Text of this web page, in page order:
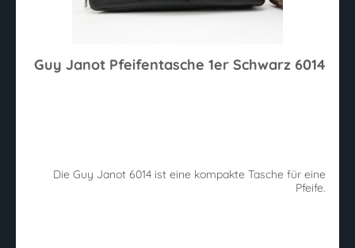
Guy Janot Pfeifentasche 1er Schwarz 6014
Die Guy Janot 6014 ist eine kompakte Tasche für eine
Pfeife.